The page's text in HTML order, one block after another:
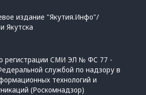
издание "Якутия.Инфо"/
Якутска
регистрации СМИ ЭЛ № ФС 77 -
службой по надзору в
технологий и
(Роскомнадзор)